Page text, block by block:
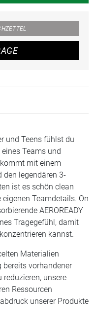
und Teens fühlst du
Teams und
mit einem
legendären 3-
ist es schön clean
Teamdetails. On
AEROREADY
Tragegefühl, damit
kannst.
Materialien
bereits vorhandener
unsere
Ressourcen
unserer Produkte